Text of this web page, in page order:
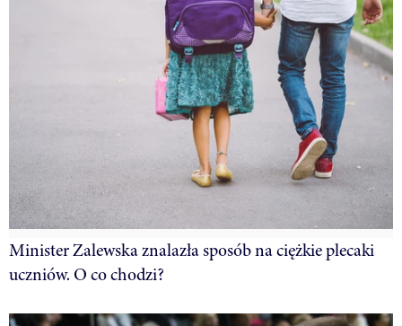
Minister Zalewska znalazła sposób na ciężkie plecaki
uczniów. O co chodzi?